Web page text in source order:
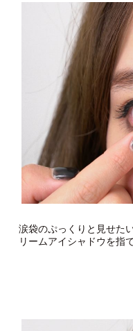
涙袋のぷっくりと見せた
リームアイシャドウを